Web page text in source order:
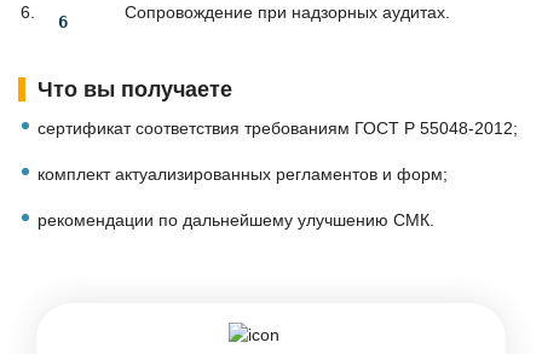
Сопровождение при надзорных аудитах.
Что вы получаете
сертификат соответствия требованиям ГОСТ Р 55048-2012;
комплект актуализированных регламентов и форм;
рекомендации по дальнейшему улучшению СМК.